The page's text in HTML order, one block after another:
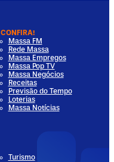
CONFIRA!
Massa FM
Rede Massa
Massa Empregos
Massa Pop TV
Massa Negócios
Receitas
Previsão do Tempo
Loterias
Massa Notícias
Turismo